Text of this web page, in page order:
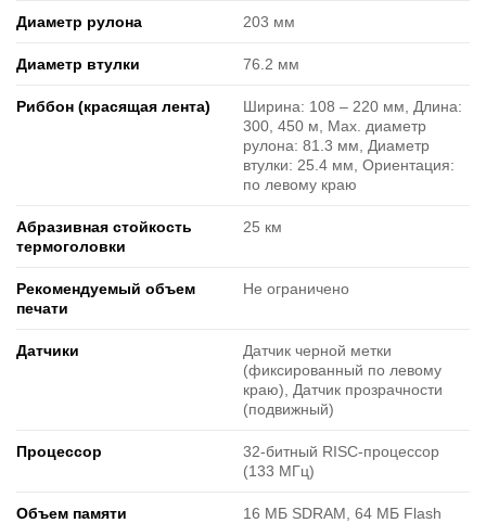
Диаметр рулона 203 мм
Диаметр втулки 76.2 мм
Риббон (красящая лента)
Ширина: 108 ‒ 220 мм, Длина:
300, 450 м, Max. диаметр
рулона: 81.3 мм, Диаметр
втулки: 25.4 мм, Ориентация:
по левому краю
Абразивная стойкость
термоголовки
25 км
Рекомендуемый объем
печати
Не ограничено
Датчики
Датчик черной метки
(фиксированный по левому
краю), Датчик прозрачности
(подвижный)
Процессор
32-битный RISC-процессор
(133 МГц)
Объем памяти
16 МБ SDRAM, 64 МБ Flash